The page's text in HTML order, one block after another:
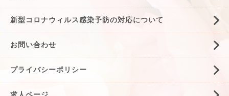
新型コロナウィルス感染予防の対応について
お問い合わせ
プライバシーポリシー